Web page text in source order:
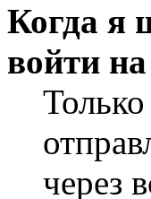
Когда я
войти
через